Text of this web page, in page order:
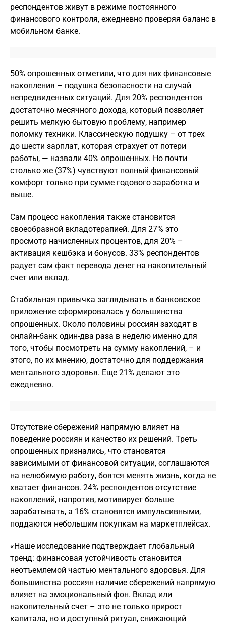
респондентов живут в режиме постоянного
финансового контроля, ежедневно проверяя баланс в
мобильном банке.
50% опрошенных отметили, что для них финансовые
накопления – подушка безопасности на случай
непредвиденных ситуаций. Для 20% респондентов
достаточно месячного дохода, который позволяет
решить мелкую бытовую проблему, например
поломку техники. Классическую подушку – от трех
до шести зарплат, которая страхует от потери
работы, — назвали 40% опрошенных. Но почти
столько же (37%) чувствуют полный финансовый
комфорт только при сумме годового заработка и
выше.
Сам процесс накопления также становится
своеобразной вкладотерапией. Для 27% это
просмотр начисленных процентов, для 20% –
активация кешбэка и бонусов. 33% респондентов
радует сам факт перевода денег на накопительный
счет или вклад.
Стабильная привычка заглядывать в банковское
приложение сформировалась у большинства
опрошенных. Около половины россиян заходят в
онлайн-банк один-два раза в неделю именно для
того, чтобы посмотреть на сумму накоплений, – и
этого, по их мнению, достаточно для поддержания
ментального здоровья. Еще 21% делают это
ежедневно.
Отсутствие сбережений напрямую влияет на
поведение россиян и качество их решений. Треть
опрошенных признались, что становятся
зависимыми от финансовой ситуации, соглашаются
на нелюбимую работу, боятся менять жизнь, когда не
хватает финансов. 24% респондентов отсутствие
накоплений, напротив, мотивирует больше
зарабатывать, а 16% становятся импульсивными,
поддаются небольшим покупкам на маркетплейсах.
«Наше исследование подтверждает глобальный
тренд: финансовая устойчивость становится
неотъемлемой частью ментального здоровья. Для
большинства россиян наличие сбережений напрямую
влияет на эмоциональный фон. Вклад или
накопительный счет – это не только прирост
капитала, но и доступный ритуал, снижающий